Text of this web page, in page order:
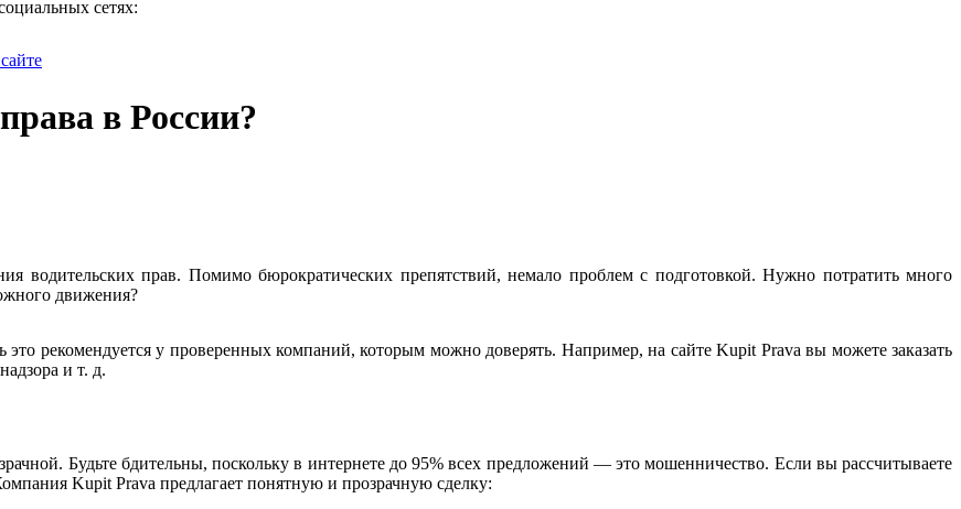
сетях:
в России?
водительских прав. Помимо бюрократических препятствий, немало проблем с подготовкой. Нужно потратить много
движения?
рекомендуется у проверенных компаний, которым можно доверять. Например, на сайте Kupit Prava вы можете заказать
и т. д.
Будьте бдительны, поскольку в интернете до 95% всех предложений — это мошенничество. Если вы рассчитываете
Kupit Prava предлагает понятную и прозрачную сделку: